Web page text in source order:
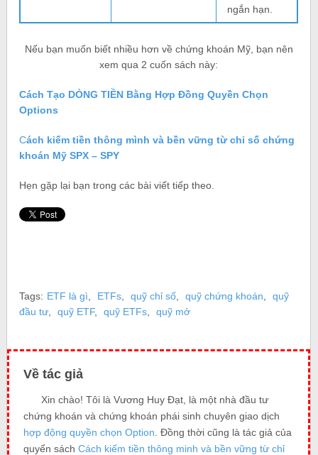
ngắn hạn.
Nếu bạn muốn biết nhiều hơn về chứng khoán Mỹ, bạn nên
xem qua 2 cuốn sách này:
Cách Tạo DÒNG TIỀN Bằng Hợp Đồng Quyền Chọn
Options
Cách kiếm tiền thông mình và bền vững từ chỉ số chứng
khoán Mỹ SPX – SPY
Hẹn gặp lại bạn trong các bài viết tiếp theo.
Tags: ETF là gì ETFs quỹ chỉ số quỹ chứng khoán
quỹ
đầu tư
quỹ ETF, quỹ ETFs quỹ mở
Về tác giả
Xin chào! Tôi là Vương Huy Đạt, là một nhà đầu tư
chứng khoán và chứng khoán phái sinh chuyên giao dịch
hợp động quyền chọn Option . Đồng thời cũng là tác giả của
quyển sách Cách kiếm tiền thông minh và bền vững từ chỉ